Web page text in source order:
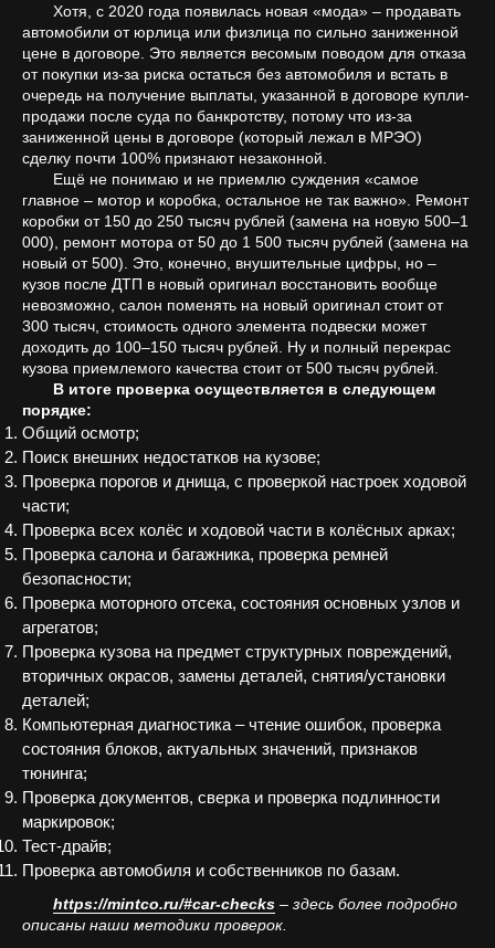
Хотя, с 2020 года появилась новая «мода» – продавать
автомобили от юрлица или физлица по сильно заниженной
цене в договоре. Это является весомым поводом для отказа
от покупки из-за риска остаться без автомобиля и встать в
очередь на получение выплаты, указанной в договоре купли-
продажи после суда по банкротству, потому что из-за
заниженной цены в договоре (который лежал в МРЭО)
сделку почти 100% признают незаконной.
Ещё не понимаю и не приемлю суждения «самое
главное – мотор и коробка, остальное не так важно». Ремонт
коробки от 150 до 250 тысяч рублей (замена на новую 500–1
000), ремонт мотора от 50 до 1 500 тысяч рублей (замена на
новый от 500). Это, конечно, внушительные цифры, но –
кузов после ДТП в новый оригинал восстановить вообще
невозможно, салон поменять на новый оригинал стоит от
300 тысяч, стоимость одного элемента подвески может
доходить до 100–150 тысяч рублей. Ну и полный перекрас
кузова приемлемого качества стоит от 500 тысяч рублей.
В итоге проверка осуществляется в следующем
порядке:
Общий осмотр;
Поиск внешних недостатков на кузове;
Проверка порогов и днища, с проверкой настроек ходовой
части;
Проверка всех колёс и ходовой части в колёсных арках;
Проверка салона и багажника, проверка ремней
безопасности;
Проверка моторного отсека, состояния основных узлов и
агрегатов;
Проверка кузова на предмет структурных повреждений,
вторичных окрасов, замены деталей, снятия/установки
деталей;
Компьютерная диагностика – чтение ошибок, проверка
состояния блоков, актуальных значений, признаков
тюнинга;
Проверка документов, сверка и проверка подлинности
маркировок;
Тест-драйв;
Проверка автомобиля и собственников по базам.
https://mintco.ru/#car-checks – здесь более подробно
описаны наши методики проверок.